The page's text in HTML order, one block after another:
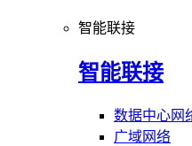
智能联接
智能联接
数据中心网
广域网络